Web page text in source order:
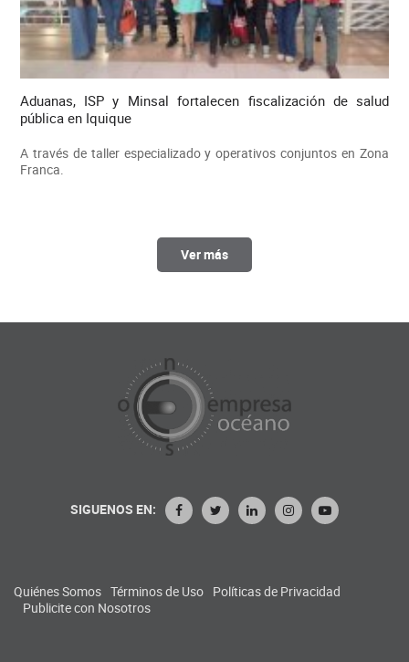
Aduanas, ISP y Minsal fortalecen fiscalización de salud
pública en Iquique
A través de taller especializado y operativos conjuntos en Zona
Franca.
Ver más
SIGUENOS EN:
Quiénes Somos Términos de Uso Políticas de Privacidad
Publicite con Nosotros